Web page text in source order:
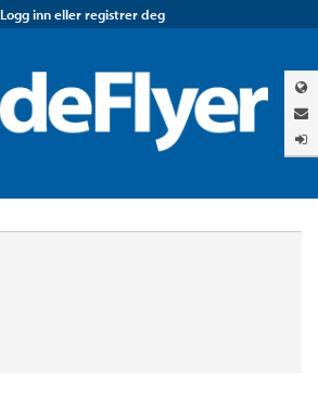
Logg inn eller registrer deg